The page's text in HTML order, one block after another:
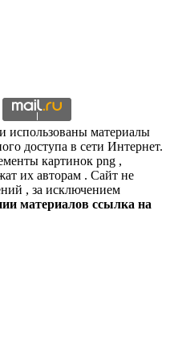
использованы материалы
доступа в сети Интернет.
картинок png ,
их авторам . Сайт не
, за исключением
материалов ссылка на